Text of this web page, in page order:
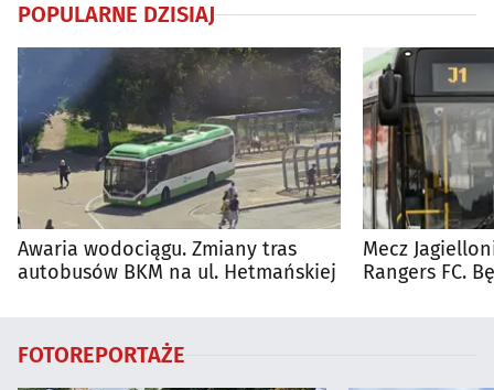
POPULARNE DZISIAJ
Awaria wodociągu. Zmiany tras
autobusów BKM na ul. Hetmańskiej
Mecz
Rangers FC.
FOTOREPORTAŻE